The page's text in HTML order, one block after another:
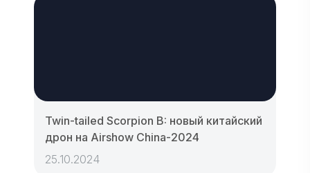
Twin-tailed Scorpion B: новый китайский
дрон на Airshow China-2024
25.10.2024